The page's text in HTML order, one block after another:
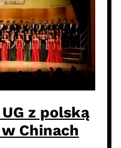
z polską
Chinach